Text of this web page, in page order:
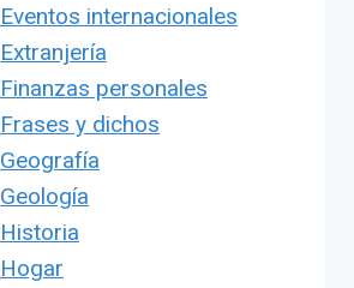
Eventos internacionales
Extranjería
Finanzas personales
Frases y dichos
Geografía
Geología
Historia
Hogar